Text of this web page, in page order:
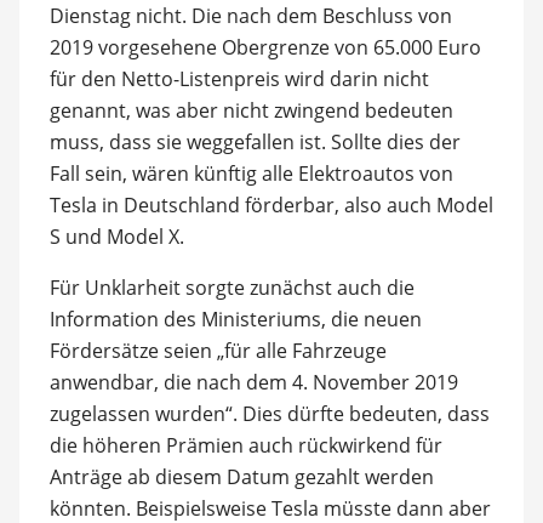
Dienstag nicht. Die nach dem Beschluss von
2019 vorgesehene Obergrenze von 65.000 Euro
für den Netto-Listenpreis wird darin nicht
genannt, was aber nicht zwingend bedeuten
muss, dass sie weggefallen ist. Sollte dies der
Fall sein, wären künftig alle Elektroautos von
Tesla in Deutschland förderbar, also auch Model
S und Model X.
Für Unklarheit sorgte zunächst auch die
Information des Ministeriums, die neuen
Fördersätze seien „für alle Fahrzeuge
anwendbar, die nach dem 4. November 2019
zugelassen wurden“. Dies dürfte bedeuten, dass
die höheren Prämien auch rückwirkend für
Anträge ab diesem Datum gezahlt werden
könnten. Beispielsweise Tesla müsste dann aber